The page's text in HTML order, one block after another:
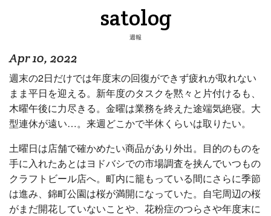
satolog
週報
Apr 10, 2022
週末の2日だけでは年度末の回復ができず疲れが取れない
まま平日を迎える。新年度のタスクを黙々と片付けるも、
木曜午後に力尽きる。金曜は業務を終えた途端気絶寝。大
型連休が遠い…。来週どこかで半休くらいは取りたい。
土曜日は店舗で確かめたい商品があり外出。目的のものを
手に入れたあとはヨドバシでの市場調査を挟んでいつもの
クラフトビール店へ。町内に籠もっている間にさらに季節
は進み、錦町公園は桜が満開になっていた。自宅周辺の桜
がまだ開花していないことや、花粉症のつらさや年度末に